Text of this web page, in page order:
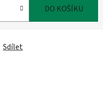
DO KOŠÍKU
Sdílet